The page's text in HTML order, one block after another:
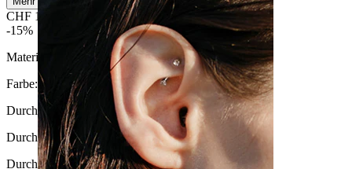
CHF 15.22
CHF 17.90
-15%
Material:
Farbe: Braun
Durchmesser fürs Stretch:8 mm.
Durchmesser
Durchmesser auswählen